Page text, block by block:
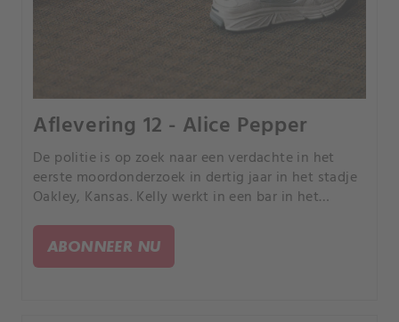
Aflevering 12 - Alice Pepper
De politie is op zoek naar een verdachte in het
eerste moordonderzoek in dertig jaar in het stadje
Oakley, Kansas. Kelly werkt in een bar in het
binnenkomt voor een drankje.
ABONNEER NU